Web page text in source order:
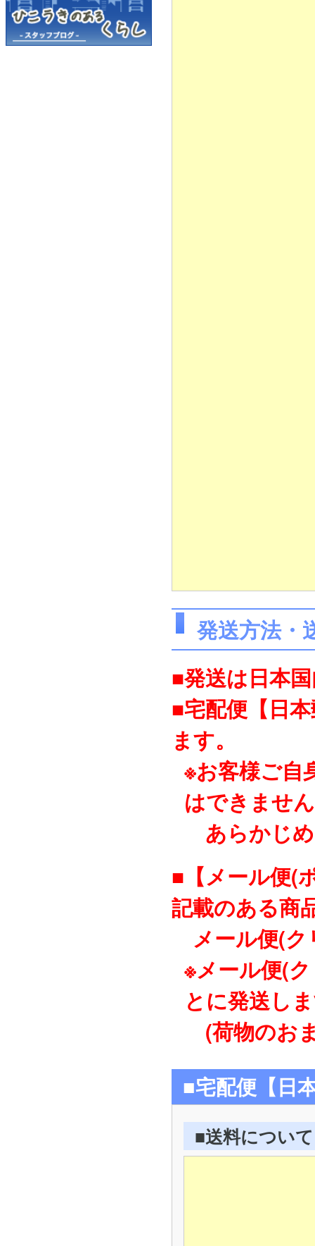
発送方法・
■発送は日本
■宅配便【日
ます。
※お客様ご自
はできませ
あらかじ
■【メール便(
記載のある商
メール便(ク
※メール便(
とに発送し
(荷物のお
■宅配便【日
■送料について